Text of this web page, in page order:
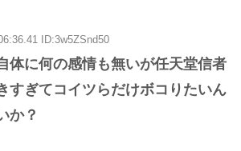
ID:3w5ZSnd50
体に何の感情も無いが任天堂信者
すぎてコイツらだけボコりたいん
か？